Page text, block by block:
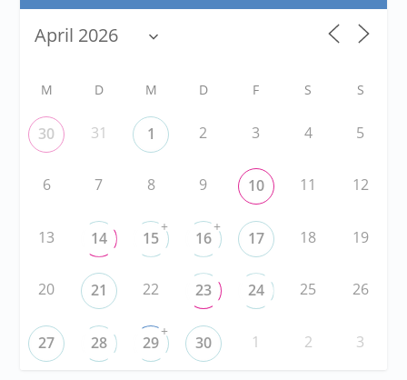
M D M D F S S
30 31 1 2 3 4 5
6 7 8 9 10 11 12
13 14 15
+
16
+
17 18 19
20 21 22 23 24 25 26
27 28 29
+
30 1 2 3